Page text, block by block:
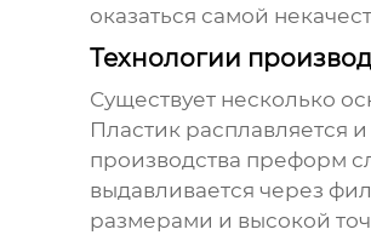
оказаться самой
Технологии
Существует несколько
Пластик расплавляется
производства преформ
выдавливается через
размерами и высокой